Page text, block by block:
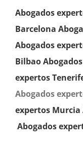
Abogados
Barcelona
Abogados
Bilbao
expertos
Abogados
expertosMurcia
Abogados